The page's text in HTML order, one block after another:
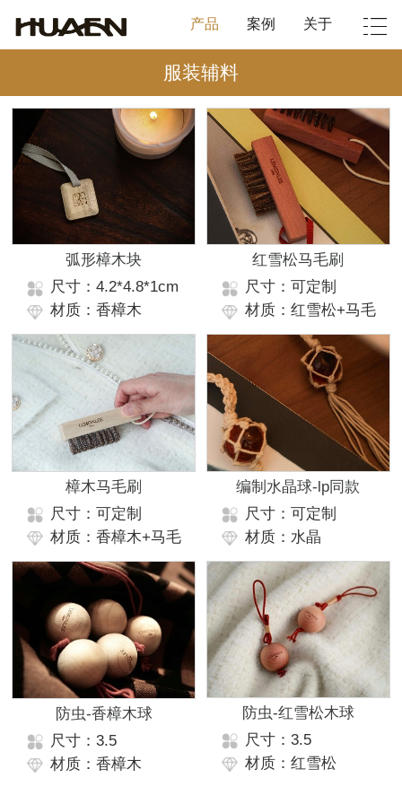
产品 案例 关于
服装辅料
弧形樟木块
尺寸：4.2*4.8*1cm
材质：香樟木
红雪松马毛刷
尺寸：可定制
材质：红雪松+马毛
樟木马毛刷
尺寸：可定制
材质：香樟木+马毛
编制水晶球-lp同款
尺寸：可定制
材质：水晶
防虫-香樟木球
尺寸：3.5
材质：香樟木
防虫-红雪松木球
尺寸：3.5
材质：红雪松